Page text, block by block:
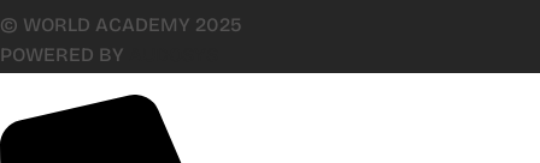
© WORLD ACADEMY 2025
POWERED BY